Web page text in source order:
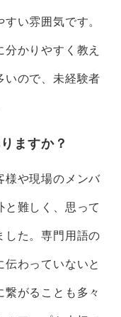
い雰囲気です。
かりやすく教え
いので、未経験者
ますか？
様や現場のメンバ
と難しく、思って
した。専門用語の
わっていないと
がることも多々